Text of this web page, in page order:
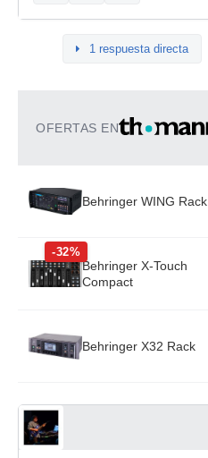
1 respuesta directa
OFERTAS EN
Behringer WING Rack
-32%
Behringer X-Touch
Compact
Behringer X32 Rack